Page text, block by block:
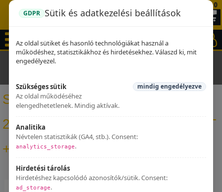
GDPR Sütik és adatkezelési beállítások
Az oldal sütiket és hasonló technológiákat használ a
működéshez, statisztikákhoz és hirdetésekhez. Válaszd ki, mit
engedélyezel.
Szükséges sütik
Az oldal működéséhez
elengedhetetlenek. Mindig aktívak.
mindig engedélyezve
Analitika
Névtelen statisztikák (GA4, stb.). Consent:
analytics_storage.
Hirdetési tárolás
Hirdetéshez kapcsolódó azonosítók/sütik. Consent:
ad_storage.
0
Kezdőlap Dominator kipufogók
Suzuki GSF 650 BANDIT N / S
2007 - 2016 Dominator kipufogó ST
+ dB killer medium